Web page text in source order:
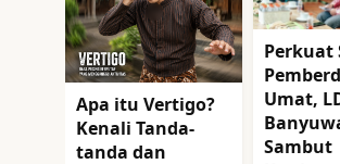
Apa itu Vertigo?
Kenali Tanda-
tanda dan
Perkuat
Umat,
Sambut